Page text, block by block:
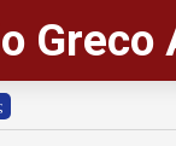
Greco